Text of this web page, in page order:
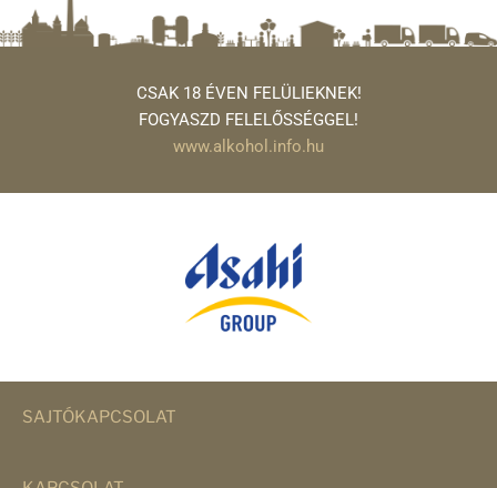
CSAK 18 ÉVEN FELÜLIEKNEK!
FOGYASZD FELELŐSSÉGGEL!
www.alkohol.info.hu
SAJTÓKAPCSOLAT